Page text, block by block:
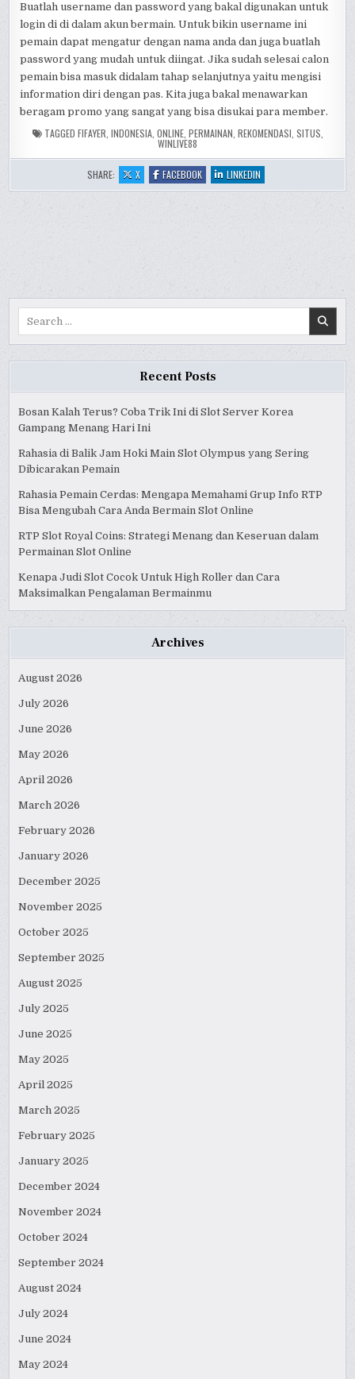
Buatlah username dan password yang bakal digunakan untuk
login di di dalam akun bermain. Untuk bikin username ini
pemain dapat mengatur dengan nama anda dan juga buatlah
password yang mudah untuk diingat. Jika sudah selesai calon
pemain bisa masuk didalam tahap selanjutnya yaitu mengisi
information diri dengan pas. Kita juga bakal menawarkan
beragam promo yang sangat yang bisa disukai para member.
TAGGED FIFAYER INDONESIA, ONLINE, PERMAINAN REKOMENDASI SITUS
WINLIVE88
SHARE: X:
PERMAINAN
FIFAYER
FACEBOOK:
PERMAINAN
FIFAYER
LINKEDIN
PERMAINAN
FIFAYER
Recent Posts
Bosan Kalah Terus? Coba Trik Ini di Slot Server Korea
Gampang Menang Hari Ini
Rahasia di Balik Jam Hoki Main Slot Olympus yang Sering
Dibicarakan Pemain
Rahasia Pemain Cerdas: Mengapa Memahami Grup Info RTP
Bisa Mengubah Cara Anda Bermain Slot Online
RTP Slot Royal Coins: Strategi Menang dan Keseruan dalam
Permainan Slot Online
Kenapa Judi Slot Cocok Untuk High Roller dan Cara
Maksimalkan Pengalaman Bermainmu
Archives
August 2026
July 2026
June 2026
May 2026
April 2026
March 2026
February 2026
January 2026
December 2025
November 2025
October 2025
September 2025
August 2025
July 2025
June 2025
May 2025
April 2025
March 2025
February 2025
January 2025
December 2024
November 2024
October 2024
September 2024
August 2024
July 2024
June 2024
May 2024